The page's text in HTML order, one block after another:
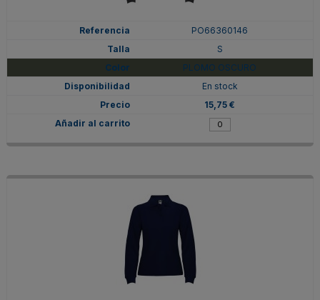
PO66360146
S
PLOMO OSCURO
En stock
15,75 €